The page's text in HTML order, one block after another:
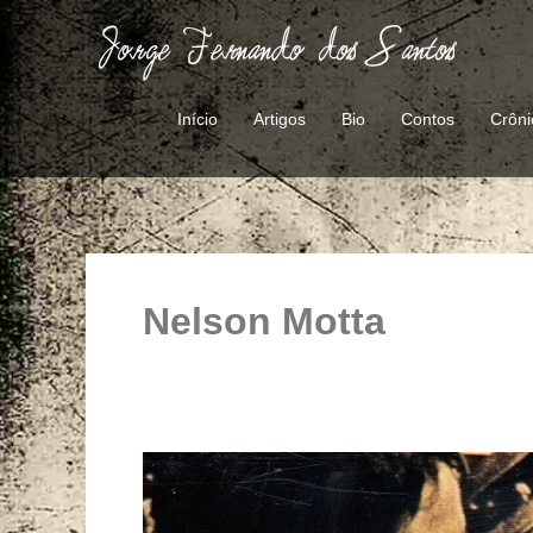
Ir
para
conteúdo
Início Artigos Bio Contos
Nelson Motta
Elis
&
Tom,